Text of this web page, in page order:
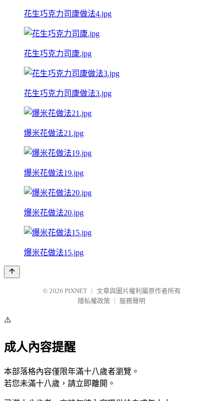
花生巧克力司康做法4.jpg
花生巧克力司康.jpg
花生巧克力司康做法3.jpg
爆米花做法21.jpg
爆米花做法19.jpg
爆米花做法20.jpg
爆米花做法15.jpg
© 2026 PIXNET
文章與圖片權利屬原作者所有
隱私權政策
服務聲明
⚠️
成人內容提醒
本部落格內容僅限年滿十八歲者瀏覽。
若您未滿十八歲，請立即離開。